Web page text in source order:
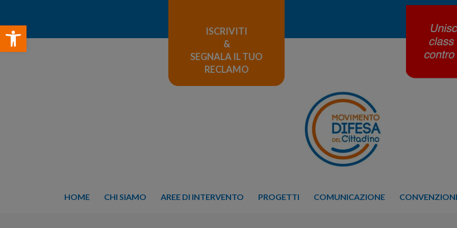
Open toolbar
ISCRIVITI
&
SEGNALA IL TUO
RECLAMO
HOME CHI SIAMO AREE DI INTERVENTO PROGETTI COMUNICAZIONE